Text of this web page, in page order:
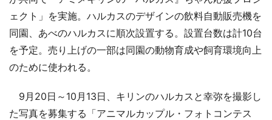
ェクト」を実施。ハルカスのデザインの飲料自動販売機を
同園、あべのハルカスに順次設置する。設置台数は計10台
を予定。売り上げの一部は同園の動物育成や飼育環境向上
のために使われる。
9月20日～10月13日、キリンのハルカスと幸弥を撮影し
た写真を募集する「アニマルカップル・フォトコンテス